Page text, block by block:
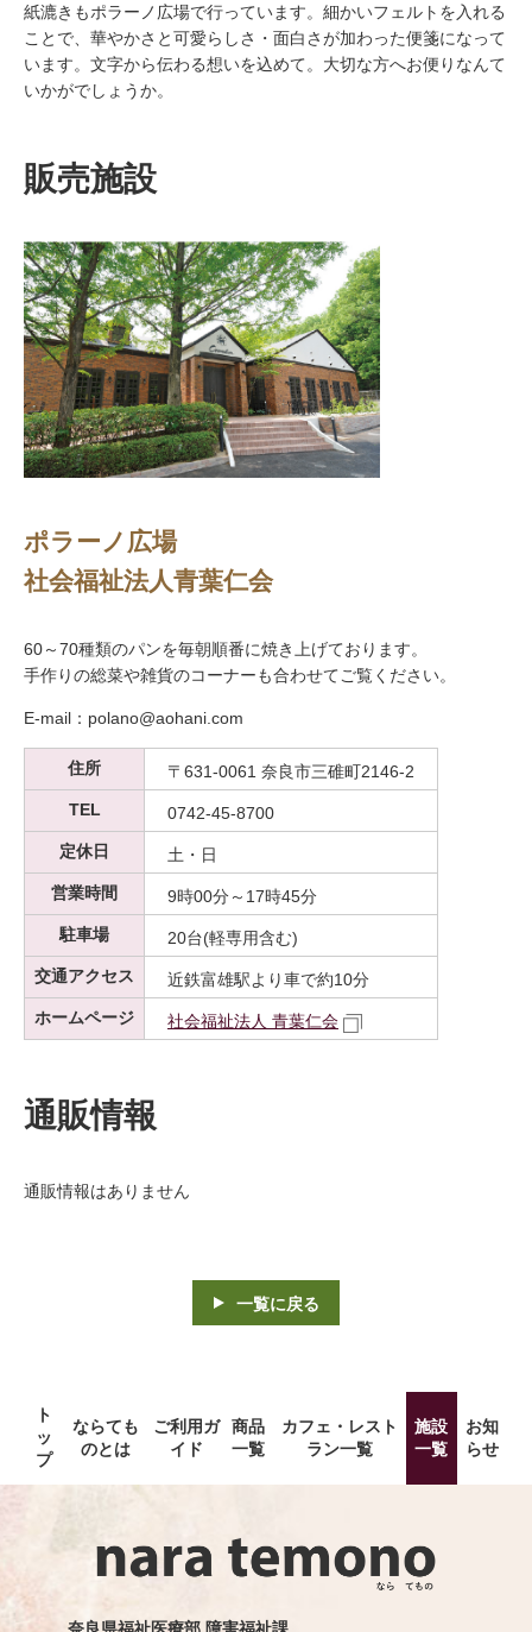
紙漉きもポラーノ広場で行っています。細かいフェルトを入れる
ことで、華やかさと可愛らしさ・面白さが加わった便箋になって
います。文字から伝わる想いを込めて。大切な方へお便りなんて
いかがでしょうか。
販売施設
ポラーノ広場
社会福祉法人青葉仁会
60～70種類のパンを毎朝順番に焼き上げております。
手作りの総菜や雑貨のコーナーも合わせてご覧ください。
E-mail：polano@aohani.com
住所
〒631-0061 奈良市三碓町2146-2
TEL
0742-45-8700
定休日
土・日
営業時間
9時00分～17時45分
駐車場
20台(軽専用含む)
交通アクセス
近鉄富雄駅より車で約10分
ホームページ
社会福祉法人 青葉仁会
通販情報
通販情報はありません
一覧に戻る
ト
ッ
プ
ならても
のとは
ご利用ガ
イド
商品
一覧
カフェ・レスト
ラン一覧
施設
一覧
お知
らせ